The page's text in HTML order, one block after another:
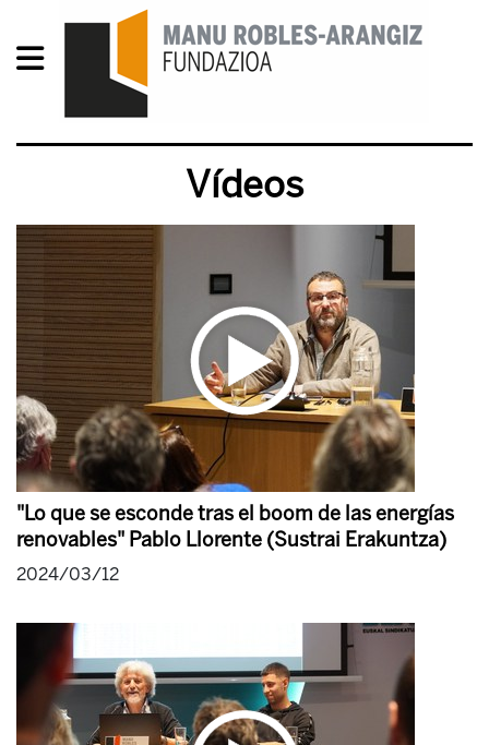
Vídeos
"Lo que se esconde tras el boom de las energías
renovables" Pablo Llorente (Sustrai Erakuntza)
2024/03/12